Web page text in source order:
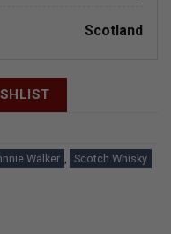
Scotland
Walker , Scotch Whisky